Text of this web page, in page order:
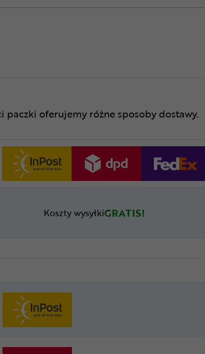
oferujemy różne sposoby dostawy.
Koszty wysyłkiGRATIS!